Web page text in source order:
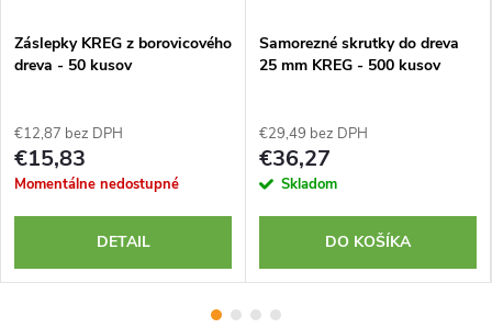
Záslepky KREG z borovicového
dreva - 50 kusov
€12,87 bez DPH
€15,83
Momentálne nedostupné
DETAIL
Samorezné skrutky do dreva
25 mm KREG - 500 kusov
€29,49 bez DPH
€36,27
Skladom
DO KOŠÍKA